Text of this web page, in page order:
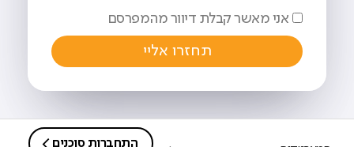
אני מאשר קבלת דיוור מהמפרסם
תחזרו אליי
התחברות סוכנים